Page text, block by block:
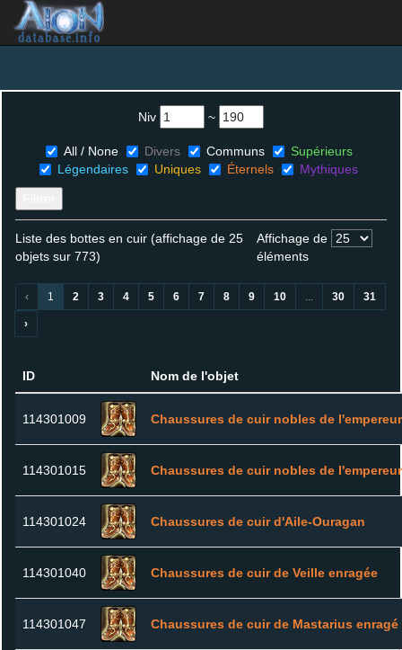
Niv ~
All / None Divers Communs
Supérieurs
Légendaires
Uniques Éternels Mythiques
Liste des bottes en cuir (affichage de 25
objets sur 773)
Affichage de
éléments
‹ 1 2 3 4 5 6 7 8 9 10 ... 30 31
›
ID Nom de l'objet
114301009 Chaussures de cuir nobles de
114301015 Chaussures de cuir nobles de
114301024 Chaussures de cuir d'Aile-Ouragan
114301040 Chaussures de cuir de Veille enragée
114301047 Chaussures de cuir de Mastarius enragé